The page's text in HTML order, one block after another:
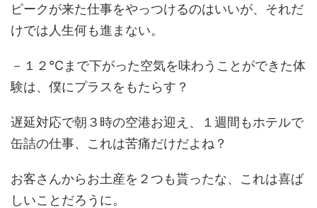
ピークが来た仕事をやっつけるのはいいが、それだ
けでは人生何も進まない。
－１２℃まで下がった空気を味わうことができた体
験は、僕にプラスをもたらす？
遅延対応で朝３時の空港お迎え、１週間もホテルで
缶詰の仕事、これは苦痛だけだよね？
お客さんからお土産を２つも貰ったな、これは喜ば
しいことだろうに。